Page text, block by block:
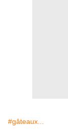
#gâteaux...